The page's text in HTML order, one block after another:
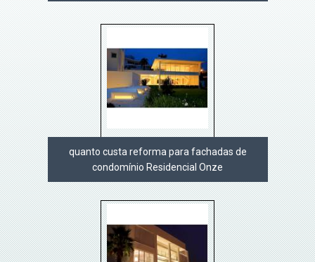
quanto custa reforma para fachadas de
condomínio Residencial Onze